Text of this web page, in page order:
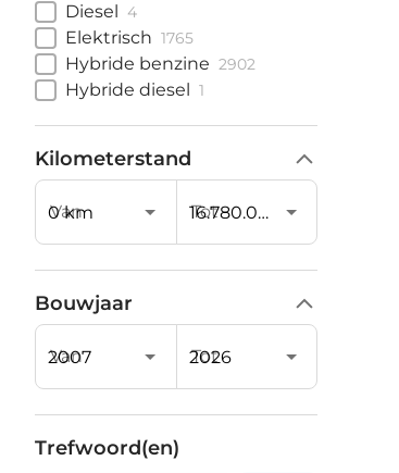
Diesel 4
Elektrisch 1765
Hybride benzine 2902
Hybride diesel 1
Kilometerstand
Van Tot
Bouwjaar
Van Tot
Trefwoord(en)